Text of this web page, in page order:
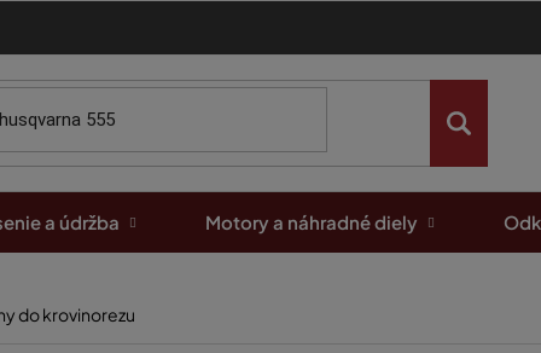
a údržba Motory a náhradné diely
do krovinorezu